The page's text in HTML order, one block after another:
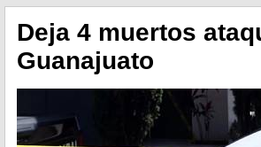
Deja 4 muertos
Guanajuato